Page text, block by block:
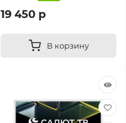
19 450 р
В корзину